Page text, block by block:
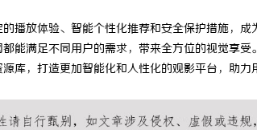
播放体验、智能个性化推荐和安全保护措施，成
能满足不同用户的需求，带来全方位的视觉享受。
库，打造更加智能化和人性化的观影平台，助力